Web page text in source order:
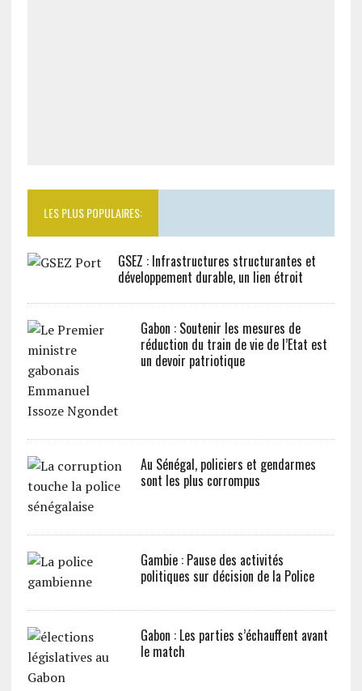
LES PLUS POPULAIRES:
GSEZ : Infrastructures structurantes et
développement durable, un lien étroit
Gabon : Soutenir les mesures de
réduction du train de vie de l’Etat est
un devoir patriotique
Au Sénégal, policiers et gendarmes
sont les plus corrompus
Gambie : Pause des activités
politiques sur décision de la Police
Gabon : Les parties s’échauffent avant
le match